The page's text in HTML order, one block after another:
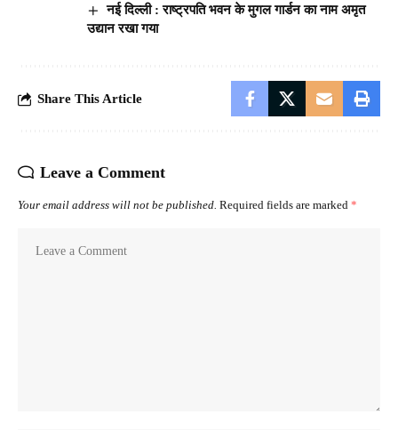
नई दिल्ली : राष्ट्रपति भवन के मुगल गार्डन का नाम अमृत
उद्यान रखा गया
Share This Article
Leave a Comment
Your email address will not be published. Required fields are marked *